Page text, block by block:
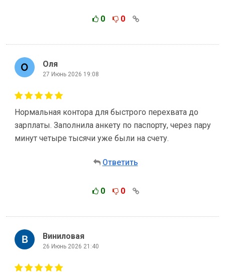
0 0
Оля
27 Июнь 2026 19:08
Нормальная контора для быстрого перехвата до
зарплаты. Заполнила анкету по паспорту, через пару
минут четыре тысячи уже были на счету.
Ответить
0 0
Виниловая
26 Июнь 2026 21:40